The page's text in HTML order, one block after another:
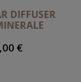
DIFFUSER
€